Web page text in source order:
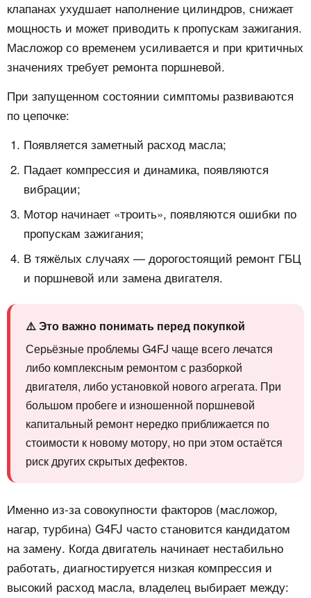
клапанах ухудшает наполнение цилиндров, снижает
мощность и может приводить к пропускам зажигания.
Масложор со временем усиливается и при критичных
значениях требует ремонта поршневой.
При запущенном состоянии симптомы развиваются
по цепочке:
Появляется заметный расход масла;
Падает компрессия и динамика, появляются
вибрации;
Мотор начинает «троить», появляются ошибки по
пропускам зажигания;
В тяжёлых случаях — дорогостоящий ремонт ГБЦ
и поршневой или замена двигателя.
⚠️ Это важно понимать перед покупкой
Серьёзные проблемы G4FJ чаще всего лечатся
либо комплексным ремонтом с разборкой
двигателя, либо установкой нового агрегата. При
большом пробеге и изношенной поршневой
капитальный ремонт нередко приближается по
стоимости к новому мотору, но при этом остаётся
риск других скрытых дефектов.
Именно из-за совокупности факторов (масложор,
нагар, турбина) G4FJ часто становится кандидатом
на замену. Когда двигатель начинает нестабильно
работать, диагностируется низкая компрессия и
высокий расход масла, владелец выбирает между: